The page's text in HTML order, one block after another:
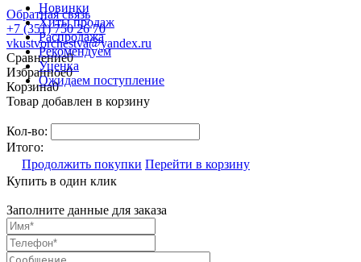
Новинки
Хиты продаж
Распродажа
Рекомендуем
Уценка
Ожидаем поступление
Обратная связь
+7 (351) 750 26 70
vkustvorchestva@yandex.ru
Сравнение0
Избранное0
Корзина0
Товар добавлен в корзину
Кол-во:
Итого:
Продолжить покупки Перейти в корзину
Купить в один клик
Заполните данные для заказа